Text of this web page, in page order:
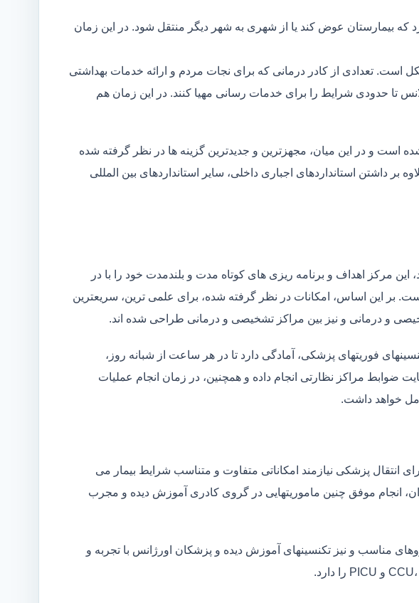
بیمارستان عوض کند یا از شهری به شهر دیگر منتقل شود. در این زمان
است. تعدادی از کادر درمانی که برای نجات مردم و ارائه خدمات بهداشتی
تا حدودی شرایط را برای خدمات رسانی مهیا کنند. در این زمان هم
است و در این میان، مجهزترین و جدیدترین گزینه ها در نظر گرفته شده
بر داشتن استانداردهای اجباری داخلی، سایر استانداردهای بین المللی
مرکز اهداف و برنامه ریزی های کوتاه مدت و بلندمدت خود را با در
بر این اساس، امکانات در نظر گرفته شده، برای علمی ترین، سریعترین
و درمانی و نیز بین مراکز تشخیصی و درمانی طراحی شده اند.
فوریتهای پزشکی، آمادگی دارد تا در هر ساعت از شبانه روز،
ضوابط مراکز نظارتی انجام داده و همچنین، در زمان انجام عملیات
خواهد داشت.
انتقال پزشکی نیازمند امکاناتی متفاوت و متناسب شرایط بیمار می
انجام موفق چنین ماموریتهایی در گروی کادری آموزش دیده و مجرب
مناسب و نیز تکنسینهای آموزش دیده و پزشکان اورژانس با تجربه و